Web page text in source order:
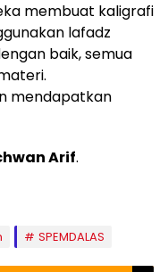
membuat kaligrafi
lafadz
baik, semua
mendapatkan
Arif.
SPEMDALAS